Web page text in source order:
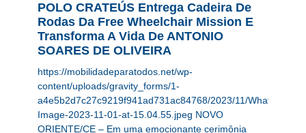
POLO CRATEÚS Entrega Cadeira De
Rodas Da Free Wheelchair Mission E
Transforma A Vida De ANTONIO
SOARES DE OLIVEIRA
https://mobilidadeparatodos.net/wp-
content/uploads/gravity_forms/1-
a4e5b2d7c27c9219f941ad731ac84768/2023/11/WhatsApp-
Image-2023-11-01-at-15.04.55.jpeg NOVO
ORIENTE/CE – Em uma emocionante cerimônia